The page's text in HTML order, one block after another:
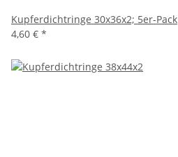
Kupferdichtringe 30x36x2; 5er-Pack
4,60 € *